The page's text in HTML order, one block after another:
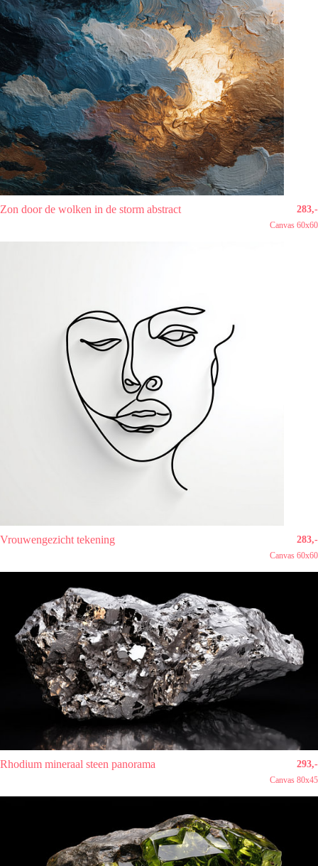
Zon door de wolken in de storm abstract 283,-
Canvas 60x60
Vrouwengezicht tekening 283,-
Canvas 60x60
Rhodium mineraal steen panorama 293,-
Canvas 80x45